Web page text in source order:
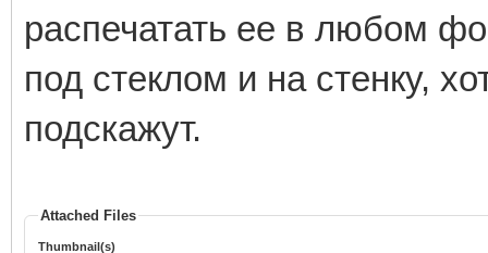
распечатать ее в любом
под стеклом и на стенку,
подскажут.
Attached Files
Thumbnail(s)